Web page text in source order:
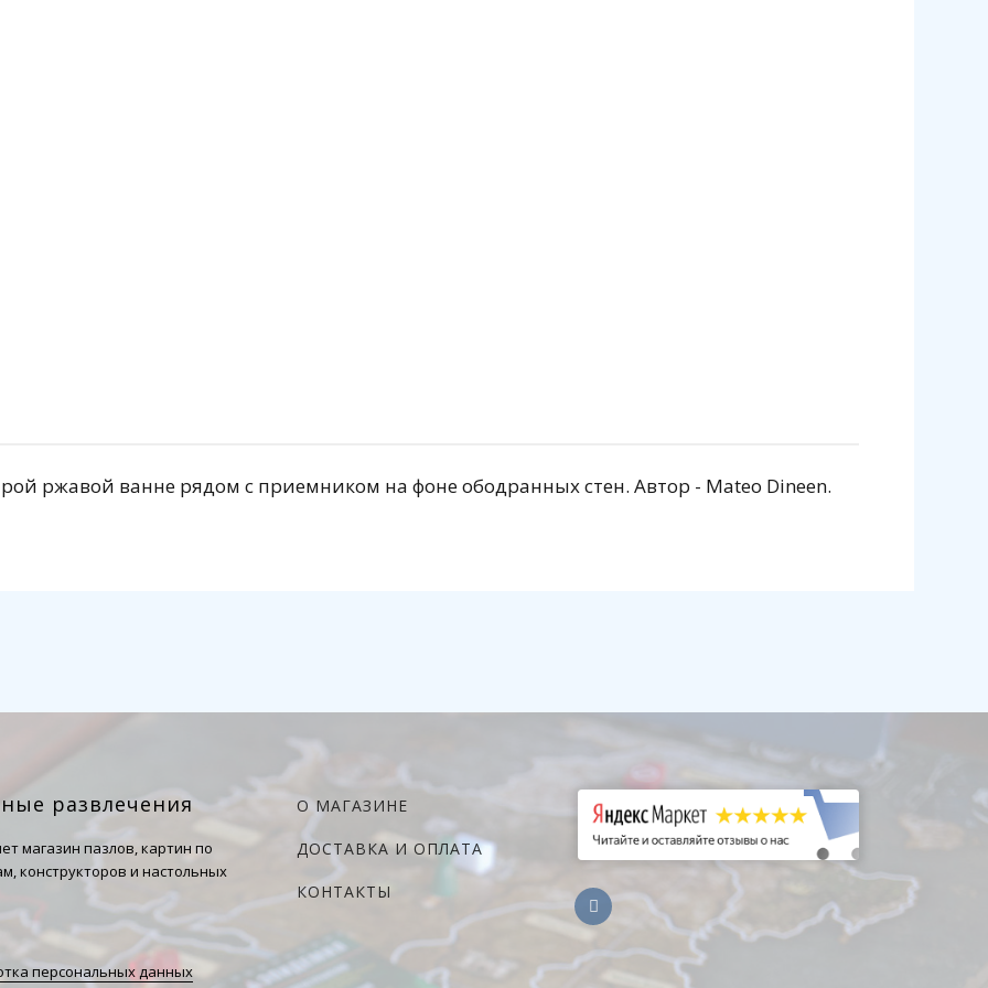
ржавой ванне рядом с приемником на фоне ободранных стен. Автор - Mateo Dineen.
развлечения
магазин пазлов, картин по
конструкторов и настольных
персональных данных
О МАГАЗИНЕ
ДОСТАВКА И ОПЛАТА
КОНТАКТЫ